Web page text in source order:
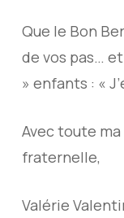
Que le Bon
de vos pas…
» enfants : «
Avec toute
fraternelle,
Valérie